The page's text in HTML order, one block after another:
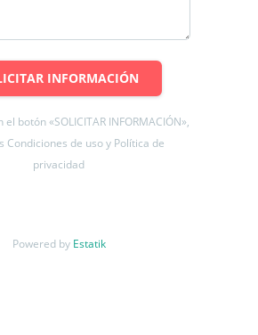
INFORMACIÓN
botón «SOLICITAR INFORMACIÓN»,
Condiciones de uso y Política de
privacidad
Powered by Estatik